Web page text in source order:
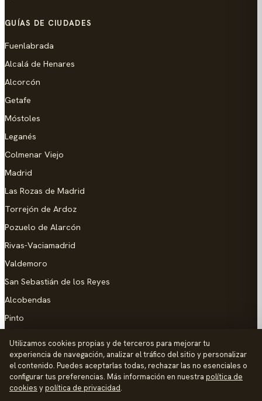
GUÍAS DE CIUDADES
Fuenlabrada
Alcalá de Henares
Alcorcón
Getafe
Móstoles
Leganés
Colmenar Viejo
Madrid
Las Rozas de Madrid
Torrejón de Ardoz
Pozuelo de Alarcón
Rivas-Vaciamadrid
Valdemoro
San Sebastián de los Reyes
Alcobendas
Pinto
AYUDA
Añadir empresa
Utilizamos cookies propias y de terceros para mejorar tu
experiencia de navegación, analizar el tráfico del sitio y personalizar
el contenido. Puedes aceptarlas todas, rechazar las no esenciales o
configurar tus preferencias. Más información en nuestra política de
cookies ypolítica de privacidad.